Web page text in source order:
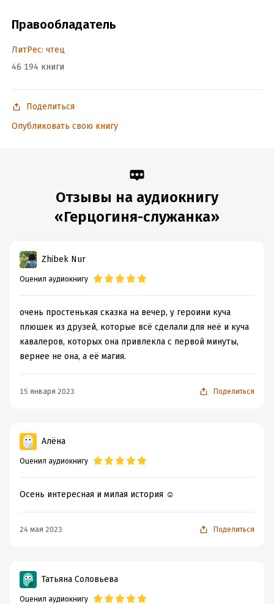
Правообладатель
ЛитРес: чтец
46 194 книги
Поделиться
Опубликовать свою книгу
Отзывы на аудиокнигу
«Герцогиня-служанка»
Zhibek Nur
Оценил аудиокнигу
очень простенькая сказка на вечер, у героини куча
плюшек из друзей, которые всё сделали для неё и куча
кавалеров, которых она привлекла с первой минуты,
вернее не она, а её магия.
15 января 2023 Поделиться
Алёна
Оценил аудиокнигу
Осень интересная и милая история ☺️
24 мая 2023 Поделиться
Татьяна Соловьева
Оценил аудиокнигу